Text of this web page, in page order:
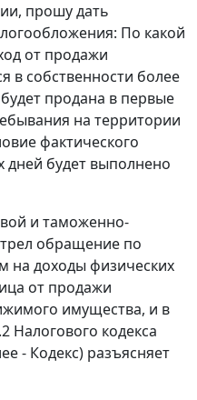
прошу дать
По какой
от продажи
в собственности более
продана в первые
на территории
фактического
дней будет выполнено
и таможенно-
обращение по
на доходы физических
от продажи
имущества, и в
Налогового кодекса
- Кодекс) разъясняет